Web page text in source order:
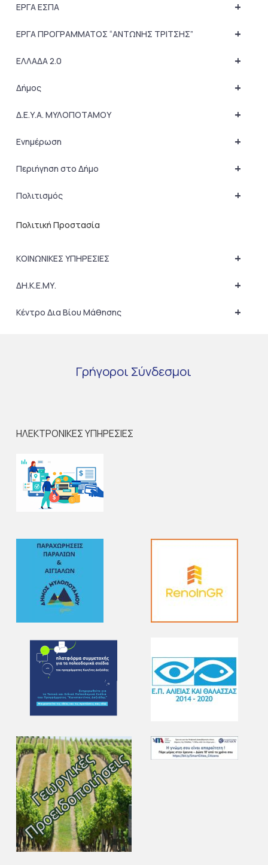
+
ΕΡΓΑ ΕΣΠΑ
+
ΕΡΓΑ ΠΡΟΓΡΑΜΜΑΤΟΣ “ΑΝΤΩΝΗΣ ΤΡΙΤΣΗΣ”
+
ΕΛΛΑΔΑ 2.0
+
Δήμος
+
Δ.Ε.Υ.Α. ΜΥΛΟΠΟΤΑΜΟΥ
+
Ενημέρωση
+
Περιήγηση στο Δήμο
+
Πολιτισμός
Πολιτική Προστασία
+
ΚΟΙΝΩΝΙΚΕΣ ΥΠΗΡΕΣΙΕΣ
+
ΔΗ.Κ.Ε.ΜΥ.
+
Κέντρο Δια Βίου Μάθησης
Γρήγοροι Σύνδεσμοι
ΗΛΕΚΤΡΟΝΙΚΕΣ ΥΠΗΡΕΣΙΕΣ